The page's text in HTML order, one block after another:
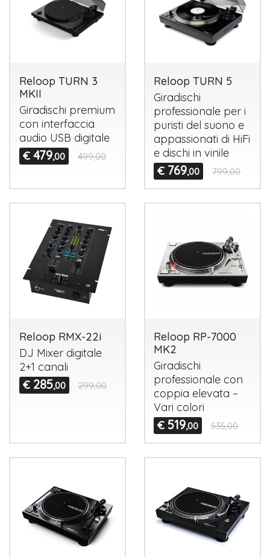
Reloop TURN 3
MKII
Giradischi premium
con interfaccia
audio USB digitale
€ 479,00 499,00
Reloop TURN 5
Giradischi
professionale per i
puristi del suono e
appassionati di HiFi
e dischi in vinile
€ 769,00 799,00
Reloop RMX-22i
DJ Mixer digitale
2+1 canali
€ 285,00 299,00
Reloop RP-7000
MK2
Giradischi
professionale con
coppia elevata –
Vari colori
€ 519,00 535,00